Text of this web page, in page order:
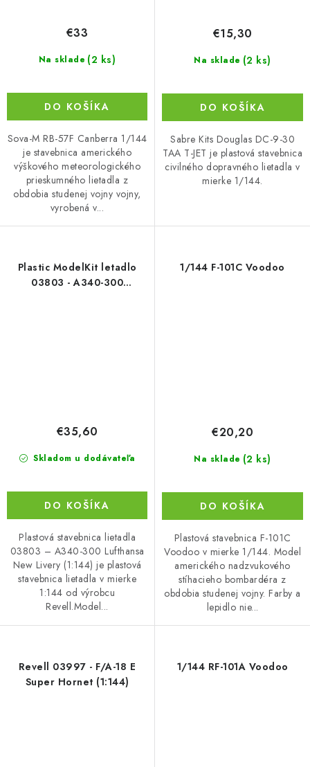
Na sklade (2 ks)
€33
DO KOŠÍKA
Sova-M RB-57F Canberra 1/144
je stavebnica amerického
výškového meteorologického
prieskumného lietadla z
obdobia studenej vojny vojny,
vyrobená v...
Na sklade (2 ks)
€15,30
DO KOŠÍKA
Sabre Kits Douglas DC-9-30
TAA T-JET je plastová stavebnica
civilného dopravného lietadla v
mierke 1/144.
Plastic ModelKit letadlo
03803 - A340-300
Skladom u dodávateľa
€35,60
DO KOŠÍKA
Plastová stavebnica lietadla
03803 – A340-300 Lufthansa
New Livery (1:144) je plastová
stavebnica lietadla v mierke
1:144 od výrobcu
Revell.Model...
1/144 F-101C Voodoo
Na sklade (2 ks)
€20,20
DO KOŠÍKA
Plastová stavebnica F-101C
Voodoo v mierke 1/144. Model
amerického nadzvukového
stíhacieho bombardéra z
obdobia studenej vojny. Farby a
lepidlo nie...
Revell 03997 - F/A-18 E
Super Hornet (1:144)
1/144 RF-101A Voodoo